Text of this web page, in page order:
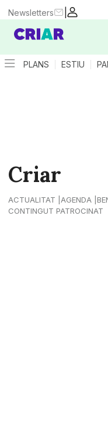
|
Newsletters
PLANS ESTIU
Criar
ACTUALITAT AGENDA
CONTINGUT PATROCINAT